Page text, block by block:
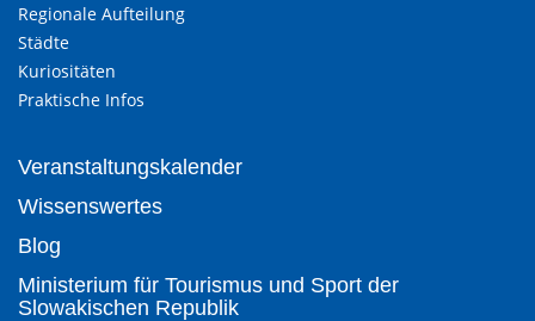
Regionale Aufteilung
Städte
Kuriositäten
Praktische Infos
Veranstaltungskalender
Wissenswertes
Blog
Ministerium für Tourismus und Sport der
Slowakischen Republik